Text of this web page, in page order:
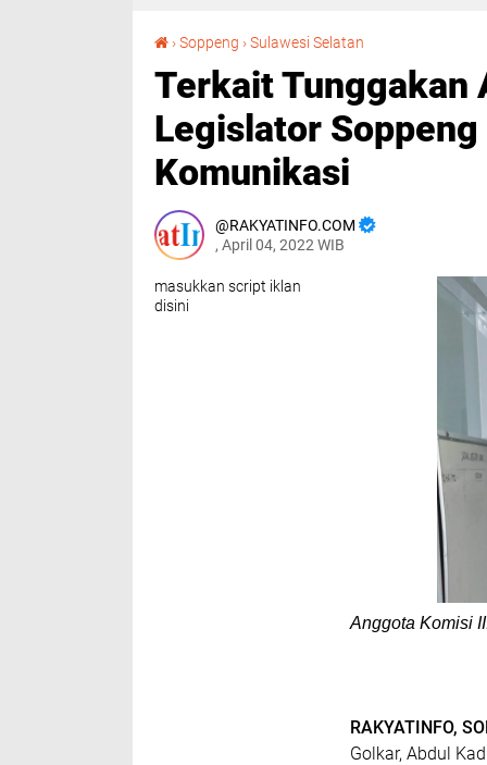
›Soppeng ›Sulawesi Selatan
Terkait Tunggakan
Legislator
Komunikasi
RAKYATINFO.COM
, April 04, 2022 WIB
masukkan script iklan
disini
Anggota Komisi
RAKYATINFO,
Golkar, Abdul